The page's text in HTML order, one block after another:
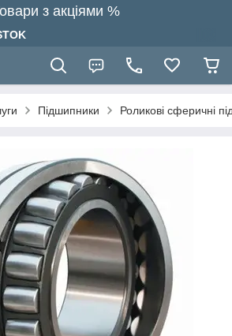
з акціями %
Підшипники Роликові сферичні